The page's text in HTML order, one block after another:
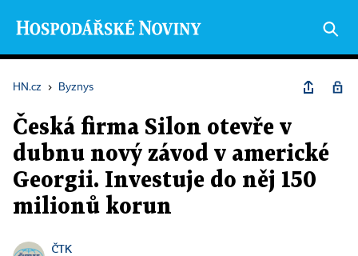
HN.cz › Byznys
Česká firma Silon otevře v
dubnu nový závod v americké
Georgii. Investuje do něj 150
milionů korun
ČTK